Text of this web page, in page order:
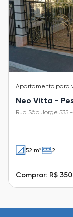
Apartamento para
Neo Vitta -
Rua São Jorge 535
52 m² 2
Comprar: R$